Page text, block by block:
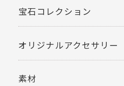
宝石コレクション
オリジナルアクセサリー
素材